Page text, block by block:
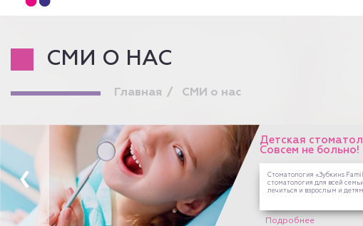
СМИ О НАС
Главная СМИ о нас
Детская
Совсем не больно!
Стоматология «Зубкинs
стоматология для всей
лечиться и взрослым и
Подробнее